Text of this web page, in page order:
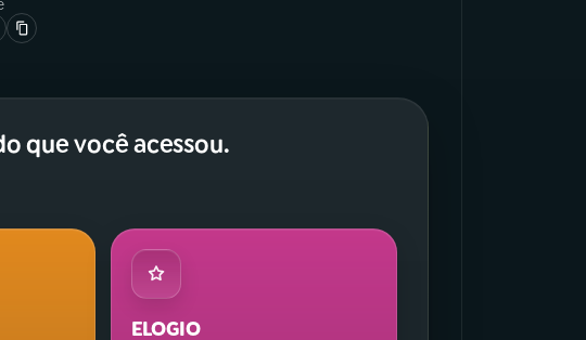
que você acessou.
ELOGIO